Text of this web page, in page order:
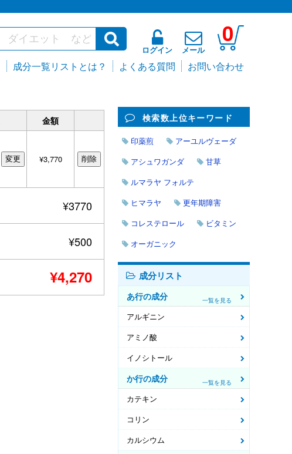
ログイン メール
0
成分一覧リストとは？ よくある質問 お問い合わせ
金額
¥3,770
¥3770
¥500
¥4,270
検索数上位キーワード
印薬煎
アーユルヴェーダ
アシュワガンダ
甘草
ルマラヤ フォルテ
ヒマラヤ
更年期障害
コレステロール
ビタミン
オーガニック
成分リスト
あ行の成分 一覧を見る
アルギニン
アミノ酸
イノシトール
か行の成分 一覧を見る
カテキン
コリン
カルシウム